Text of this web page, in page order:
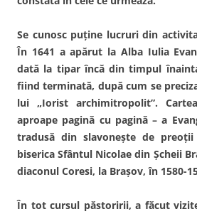
Se cunosc puţine lucruri din
În 1641 a apărut la Alba Iulia
dată la tipar încă din timpul
fiind terminată, după cum se
lui „Iorist archimitropolit”.
aproape pagină cu pagină – a
tradusă din slavoneşte de
biserica Sfântul Nicolae din Şcheii
diaconul Coresi, la Braşov, în 1580-
În tot cursul păstoririi, a făcut